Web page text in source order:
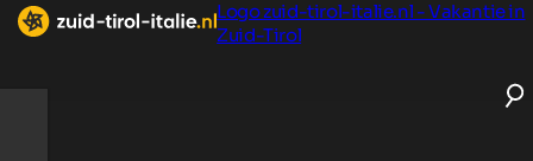
Logo zuid-tirol-italie.nl - Vakantie in
Zuid-Tirol